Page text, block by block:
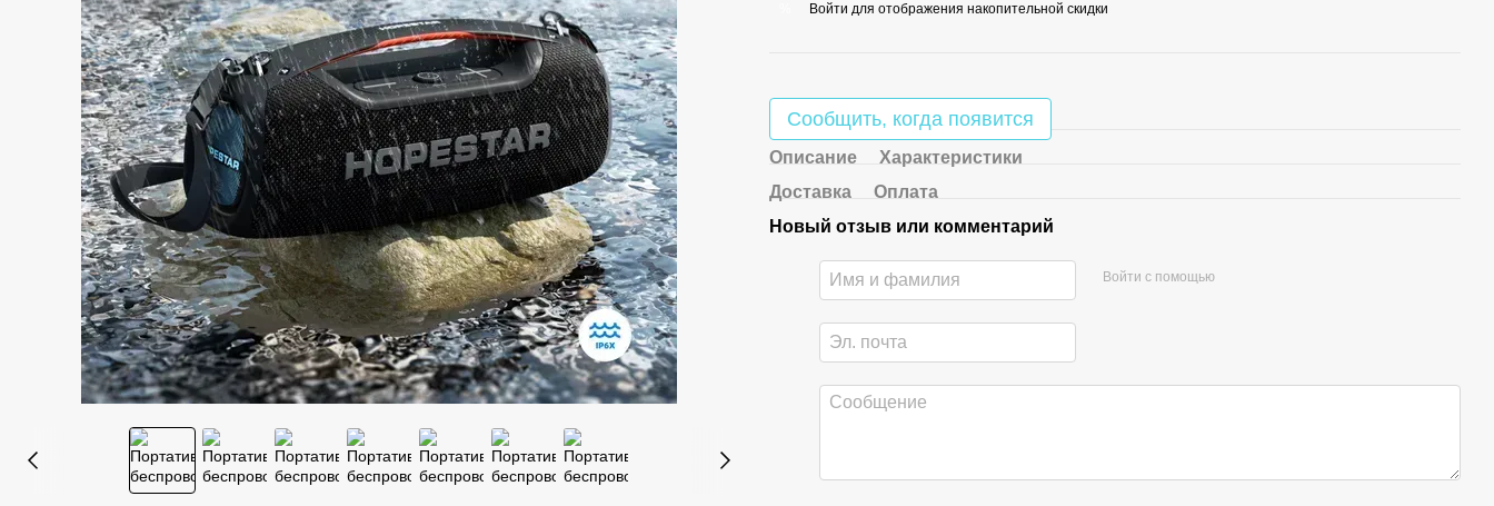
Войти для отображения накопительной скидки
Сообщить, когда появится
Описание
Характеристики
Доставка
Оплата
Новый отзыв или комментарий
Войти с помощью